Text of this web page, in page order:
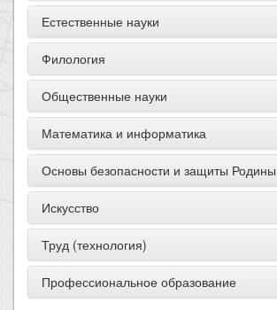
Естественные науки
Филология
Общественные науки
Математика и информатика
Основы безопасности и защиты Родины
Искусство
Труд (технология)
Профессиональное образование